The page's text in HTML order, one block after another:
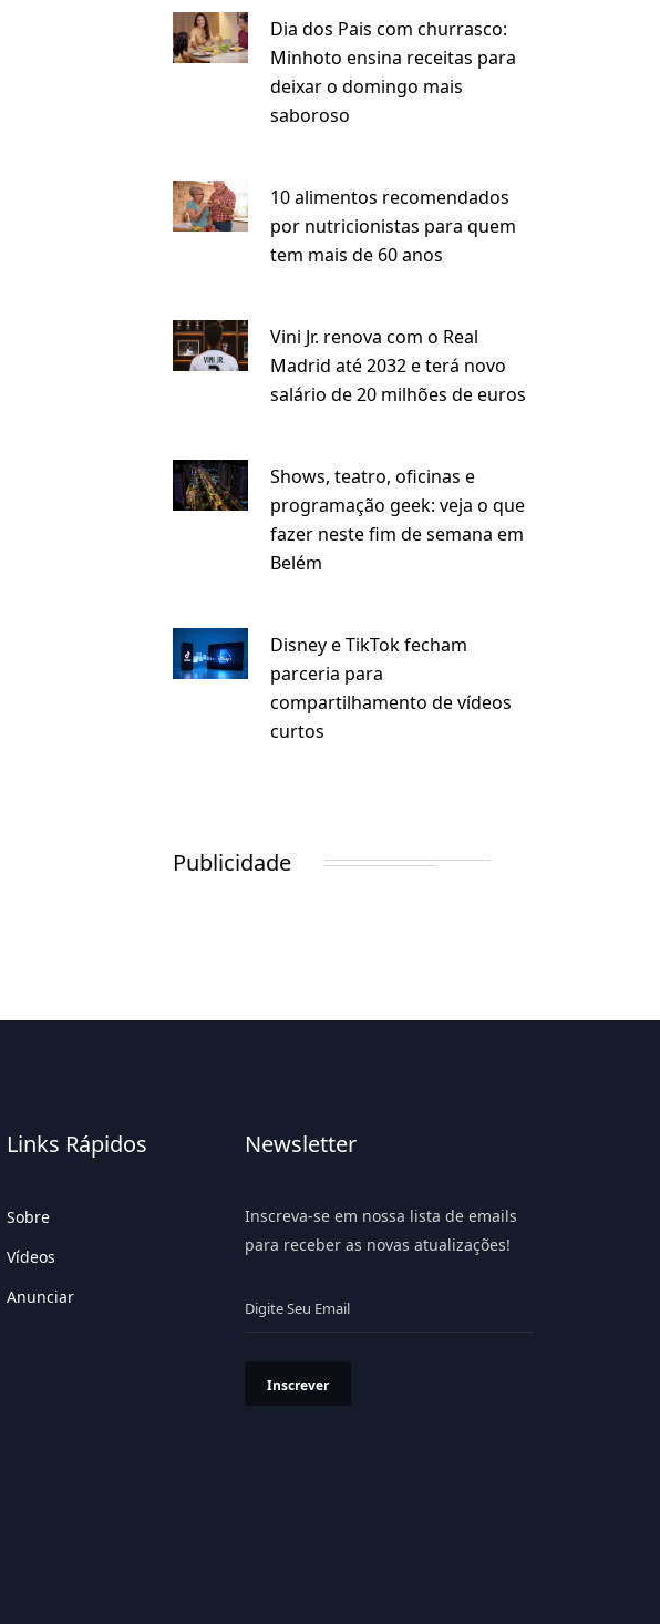
Dia dos Pais com churrasco:
Minhoto ensina receitas para
deixar o domingo mais
saboroso
10 alimentos recomendados
por nutricionistas para quem
tem mais de 60 anos
Vini Jr. renova com o Real
Madrid até 2032 e terá novo
salário de 20 milhões de euros
Shows, teatro, oficinas e
programação geek: veja o que
fazer neste fim de semana em
Belém
Disney e TikTok fecham
parceria para
compartilhamento de vídeos
curtos
Publicidade
Links Rápidos
Sobre
Vídeos
Anunciar
Newsletter
Inscreva-se em nossa lista de emails
para receber as novas atualizações!
Inscrever